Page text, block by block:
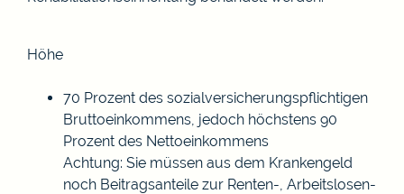
Höhe
70 Prozent des sozialversicherungspflichtigen
Bruttoeinkommens, jedoch höchstens 90
Prozent des Nettoeinkommens
Achtung: Sie müssen aus dem Krankengeld
noch Beitragsanteile zur Renten-, Arbeitslosen-